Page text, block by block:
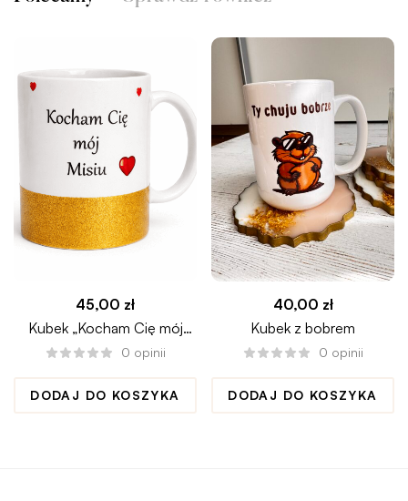
45,00 zł
Kubek „Kocham Cię mój
misiu” na walentynki
0 opinii
DODAJ DO KOSZYKA
40,00 zł
Kubek z bobrem
0 opinii
DODAJ DO KOSZYKA